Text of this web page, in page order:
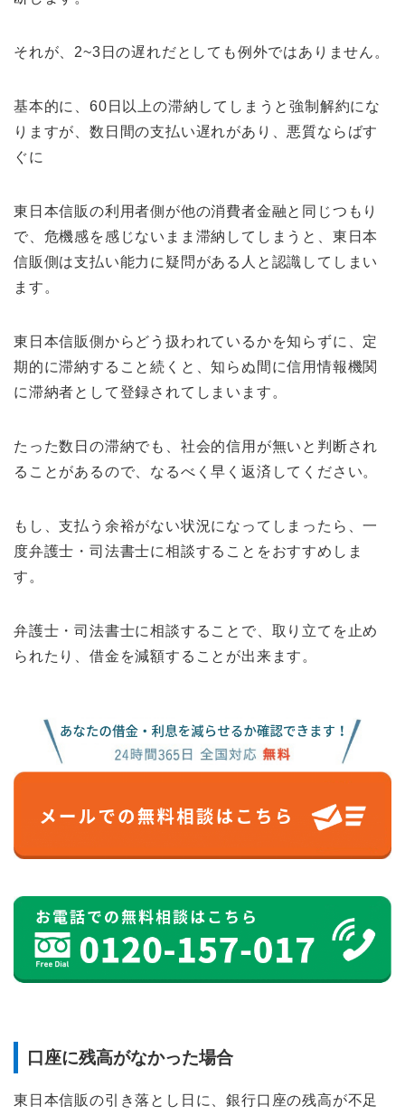
それが、2~3日の遅れだとしても例外ではありません。
基本的に、60日以上の滞納してしまうと強制解約にな
りますが、数日間の支払い遅れがあり、悪質ならばす
ぐに
東日本信販の利用者側が他の消費者金融と同じつもり
で、危機感を感じないまま滞納してしまうと、東日本
信販側は支払い能力に疑問がある人と認識してしまい
ます。
東日本信販側からどう扱われているかを知らずに、定
期的に滞納すること続くと、知らぬ間に信用情報機関
に滞納者として登録されてしまいます。
たった数日の滞納でも、社会的信用が無いと判断され
ることがあるので、なるべく早く返済してください。
もし、支払う余裕がない状況になってしまったら、一
度弁護士・司法書士に相談することをおすすめしま
す。
弁護士・司法書士に相談することで、取り立てを止め
られたり、借金を減額することが出来ます。
口座に残高がなかった場合
東日本信販の引き落とし日に、銀行口座の残高が不足